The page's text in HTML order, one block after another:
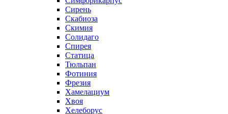
Сирень
Скабиоза
Скимия
Солидаго
Спирея
Статица
Тюльпан
Фотиния
Фрезия
Хамелациум
Хвоя
Хелеборус